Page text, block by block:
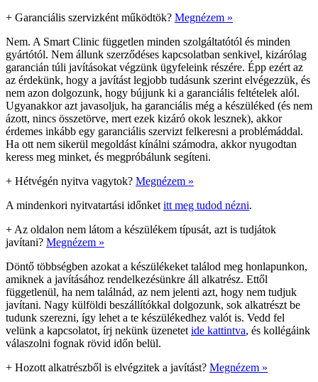
+ Garanciális szervizként működtök? Megnézem »
Nem. A Smart Clinic független minden szolgáltatótól és minden
gyártótól. Nem állunk szerződéses kapcsolatban senkivel, kizárólag
garancián túli javításokat végzünk ügyfeleink részére. Épp ezért az
az érdekünk, hogy a javítást legjobb tudásunk szerint elvégezzük, és
nem azon dolgozunk, hogy bújjunk ki a garanciális feltételek alól.
Ugyanakkor azt javasoljuk, ha garanciális még a készüléked (és nem
ázott, nincs összetörve, mert ezek kizáró okok lesznek), akkor
érdemes inkább egy garanciális szervizt felkeresni a problémáddal.
Ha ott nem sikerül megoldást kínálni számodra, akkor nyugodtan
keress meg minket, és megpróbálunk segíteni.
+ Hétvégén nyitva vagytok? Megnézem »
A mindenkori nyitvatartási időnket itt meg tudod nézni.
+ Az oldalon nem látom a készülékem típusát, azt is tudjátok
javítani? Megnézem »
Döntő többségben azokat a készülékeket találod meg honlapunkon,
amiknek a javításához rendelkezésünkre áll alkatrész. Ettől
függetlenül, ha nem találnád, az nem jelenti azt, hogy nem tudjuk
javítani. Nagy külföldi beszállítókkal dolgozunk, sok alkatrészt be
tudunk szerezni, így lehet a te készülékedhez valót is. Vedd fel
velünk a kapcsolatot, írj nekünk üzenetet ide kattintva, és kollégáink
válaszolni fognak rövid időn belül.
+ Hozott alkatrészből is elvégzitek a javítást? Megnézem »